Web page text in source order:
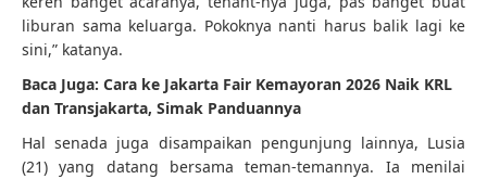
liburan sama keluarga. Pokoknya nanti harus balik lagi ke
sini,” katanya.
Baca Juga: Cara ke Jakarta Fair Kemayoran 2026 Naik KRL
dan Transjakarta, Simak Panduannya
Hal senada juga disampaikan pengunjung lainnya, Lusia
(21) yang datang bersama teman-temannya. Ia menilai